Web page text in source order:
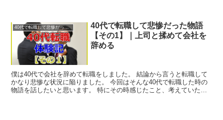
40代で転職して悲惨だった物語
40代で転職して悲惨だった物語
【その1】｜上司と揉めて会社を
辞める
僕は40代で会社を辞めて転職をしました。 結論から言うと転職して
かなり悲惨な状況に陥りました。 今回はそんな40代で転職した時の
物語を話したいと思います。 特にその時感じたこと、考えていたこ